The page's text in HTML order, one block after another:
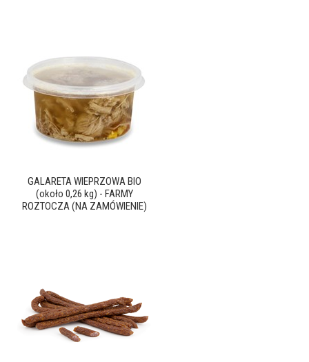
GALARETA WIEPRZOWA BIO
(około 0,26 kg) - FARMY
ROZTOCZA (NA ZAMÓWIENIE)